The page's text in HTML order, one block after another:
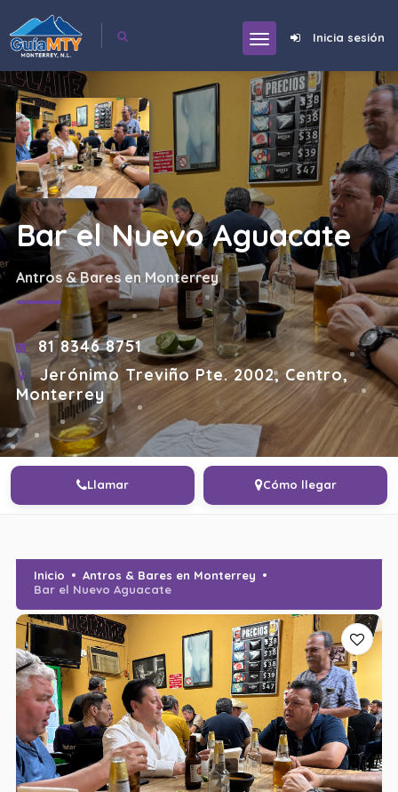
Inicia sesión
Bar el Nuevo Aguacate
Antros & Bares en Monterrey
81 8346 8751
Jerónimo Treviño Pte. 2002, Centro,
Monterrey
Llamar Cómo llegar
Inicio
Antros & Bares en Monterrey
Bar el Nuevo Aguacate